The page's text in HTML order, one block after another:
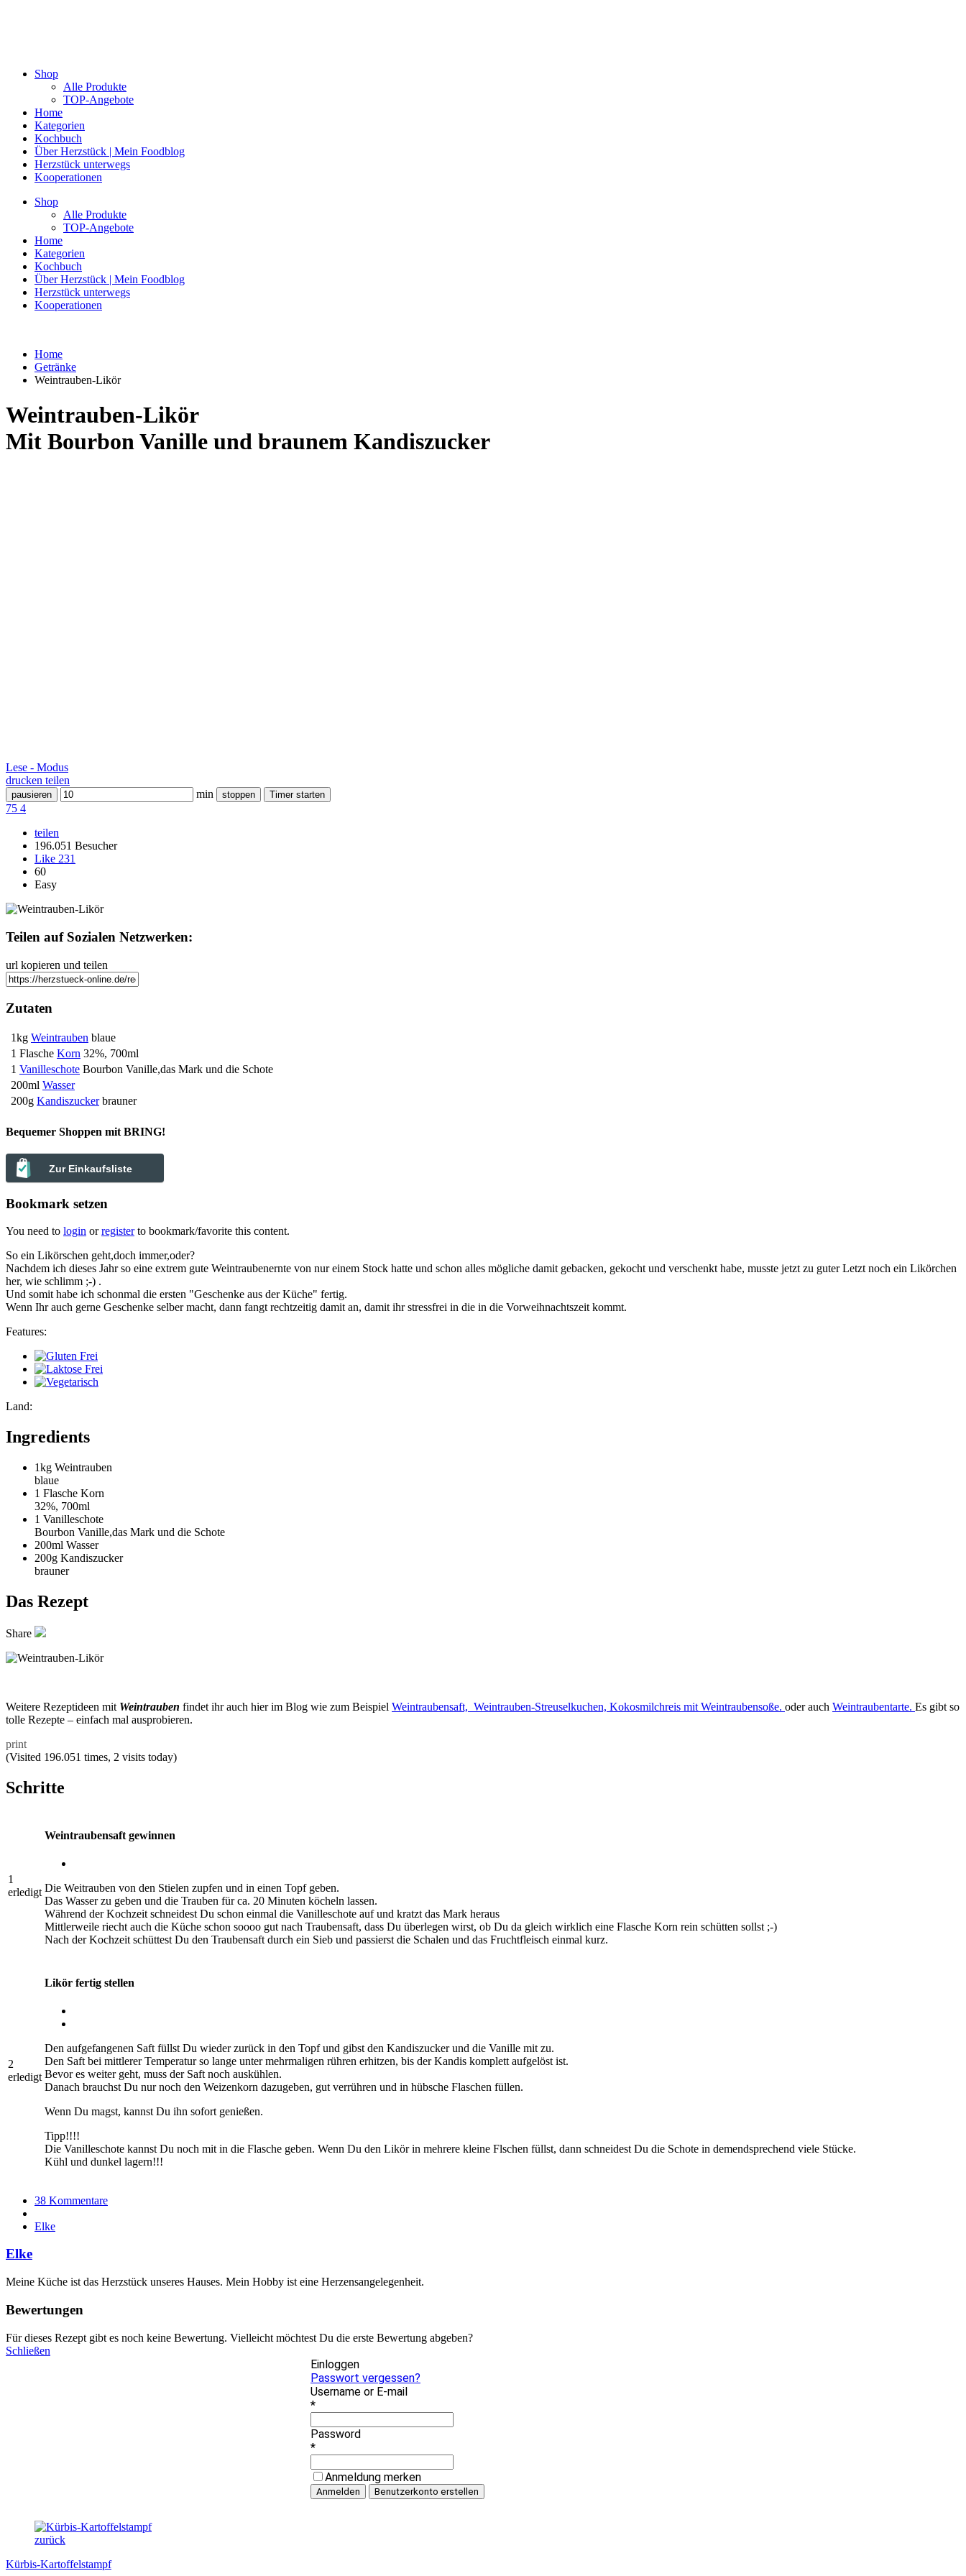
Shop
Alle Produkte
TOP-Angebote
Home
Kategorien
Kochbuch
Über Herzstück | Mein Foodblog
Herzstück unterwegs
Kooperationen
Shop
Alle Produkte
TOP-Angebote
Home
Kategorien
Kochbuch
Über Herzstück | Mein Foodblog
Herzstück unterwegs
Kooperationen
Home
Getränke
Weintrauben-Likör
Weintrauben-Likör
Mit Bourbon Vanille und braunem Kandiszucker
Lese - Modus
drucken teilen
pausieren min stoppen Timer starten
75 4
teilen
196.051 Besucher
Like 231
60
Easy
Teilen auf Sozialen Netzwerken:
url kopieren und teilen
Zutaten
1kg Weintrauben blaue
1 Flasche Korn 32%, 700ml
1 Vanilleschote Bourbon Vanille,das Mark und die Schote
200ml Wasser
200g Kandiszucker brauner
Bequemer Shoppen mit BRING!
Zur Einkaufsliste
Bookmark setzen
You need to login orregisterto bookmark/favorite this content.
So ein Likörschen geht,doch immer,oder?
Nachdem ich dieses Jahr so eine extrem gute Weintraubenernte von nur einem Stock hatte und schon alles mögliche damit gebacken, gekocht und verschenkt habe, musste jetzt zu guter Letzt noch ein Likörchen
her, wie schlimm ;-) .
Und somit habe ich schonmal die ersten "Geschenke aus der Küche" fertig.
Wenn Ihr auch gerne Geschenke selber macht, dann fangt rechtzeitig damit an, damit ihr stressfrei in die in die Vorweihnachtszeit kommt.
Features:
Land:
Ingredients
1kg Weintrauben
blaue
1 Flasche Korn
32%, 700ml
1 Vanilleschote
Bourbon Vanille,das Mark und die Schote
200ml Wasser
200g Kandiszucker
brauner
Das Rezept
Share
Weitere Rezeptideen mit Weintrauben findet ihr auch hier im Blog wie zum Beispiel Weintraubensaft, Weintrauben-Streuselkuchen, Kokosmilchreis mit Weintraubensoße. oder auch Weintraubentarte. Es gibt so
tolle Rezepte – einfach mal ausprobieren.
print
(Visited 196.051 times, 2 visits today)
Schritte
1
erledigt
Weintraubensaft gewinnen
Die Weitrauben von den Stielen zupfen und in einen Topf geben.
Das Wasser zu geben und die Trauben für ca. 20 Minuten köcheln lassen.
Während der Kochzeit schneidest Du schon einmal die Vanilleschote auf und kratzt das Mark heraus
Mittlerweile riecht auch die Küche schon soooo gut nach Traubensaft, dass Du überlegen wirst, ob Du da gleich wirklich eine Flasche Korn rein schütten sollst ;-)
Nach der Kochzeit schüttest Du den Traubensaft durch ein Sieb und passierst die Schalen und das Fruchtfleisch einmal kurz.
2
erledigt
Likör fertig stellen
Den aufgefangenen Saft füllst Du wieder zurück in den Topf und gibst den Kandiszucker und die Vanille mit zu.
Den Saft bei mittlerer Temperatur so lange unter mehrmaligen rühren erhitzen, bis der Kandis komplett aufgelöst ist.
Bevor es weiter geht, muss der Saft noch auskühlen.
Danach brauchst Du nur noch den Weizenkorn dazugeben, gut verrühren und in hübsche Flaschen füllen.
Wenn Du magst, kannst Du ihn sofort genießen.
Tipp!!!!
Die Vanilleschote kannst Du noch mit in die Flasche geben. Wenn Du den Likör in mehrere kleine Flschen füllst, dann schneidest Du die Schote in demendsprechend viele Stücke.
Kühl und dunkel lagern!!!
38 Kommentare
Elke
Elke
Meine Küche ist das Herzstück unseres Hauses. Mein Hobby ist eine Herzensangelegenheit.
Bewertungen
Für dieses Rezept gibt es noch keine Bewertung. Vielleicht möchtest Du die erste Bewertung abgeben?
Schließen
Einloggen
Passwort vergessen?
Username or E-mail
*
Password
*
Anmeldung merken
zurück
Kürbis-Kartoffelstampf